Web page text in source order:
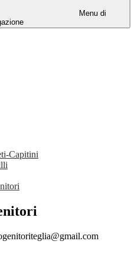
Menu di
Capitini